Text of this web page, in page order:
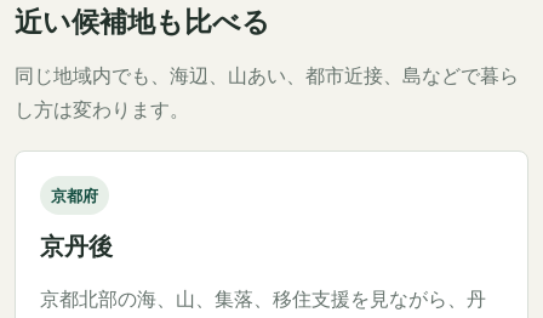
近い候補地も比べる
同じ地域内でも、海辺、山あい、都市近接、島などで暮ら
し方は変わります。
京都府
京丹後
京都北部の海、山、集落、移住支援を見ながら、丹